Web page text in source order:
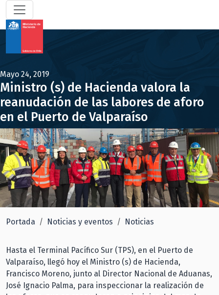
Mayo 24, 2019
Ministro (s) de Hacienda valora la
reanudación de las labores de aforo
en el Puerto de Valparaíso
Portada Noticias y eventos Noticias
Hasta el Terminal Pacífico Sur (TPS), en el Puerto de
Valparaíso, llegó hoy el Ministro (s) de Hacienda,
Francisco Moreno, junto al Director Nacional de Aduanas,
José Ignacio Palma, para inspeccionar la realización de